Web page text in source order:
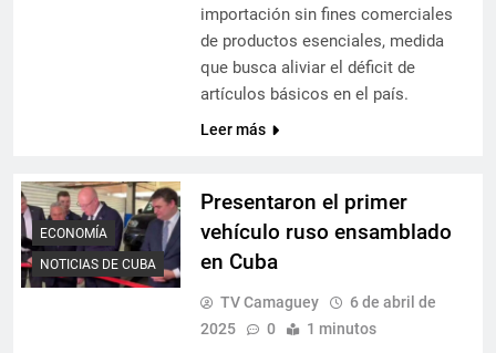
importación sin fines comerciales
de productos esenciales, medida
que busca aliviar el déficit de
artículos básicos en el país.
Leer más
ECONOMÍA
NOTICIAS DE CUBA
Presentaron el primer
vehículo ruso ensamblado
en Cuba
TV Camaguey
6 de abril de
2025
0 1 minutos